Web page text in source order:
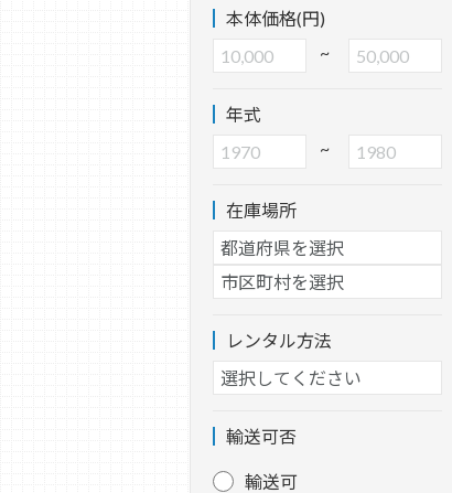
本体価格(円)
~
年式
~
在庫場所
レンタル方法
輸送可否
輸送可